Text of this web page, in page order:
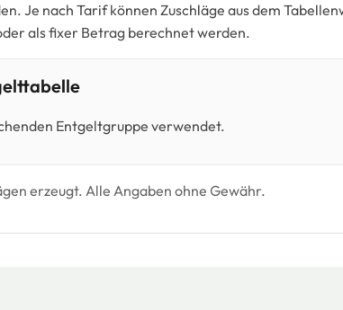
Je nach Tarif können Zuschläge aus dem
als fixer Betrag berechnet werden.
Entgeltgruppe verwendet.
erzeugt. Alle Angaben ohne Gewähr.